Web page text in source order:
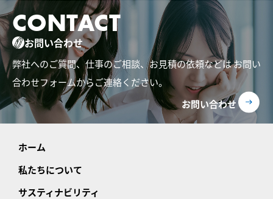
CONTACT
お問い合わせ
弊社へのご質問、仕事のご相談、お見積の依頼などはお問い
合わせフォームからご連絡ください。
お問い合わせ
ホーム
私たちについて
サスティナビリティ